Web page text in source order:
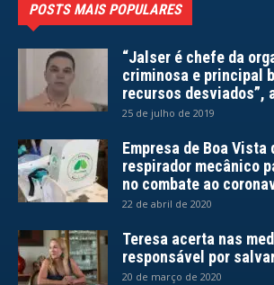
POSTS MAIS POPULARES
“Jalser é chefe da
criminosa e principal
recursos desviados”,
25 de julho de 2019
Empresa de Boa
respirador mecânico
no combate ao
22 de abril de 2020
Teresa acerta nas
responsável por
20 de março de 2020